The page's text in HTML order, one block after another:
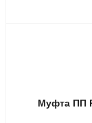
Муфта ПП